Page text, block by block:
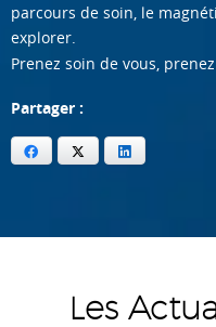
parcours de soin, le
explorer.
Prenez soin de vous,
Partager :
Facebook
Les